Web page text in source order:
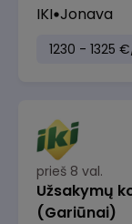
IKI Jonava
1230 - 1325
prieš 8 val.
Užsakymų
(Gariūnai)